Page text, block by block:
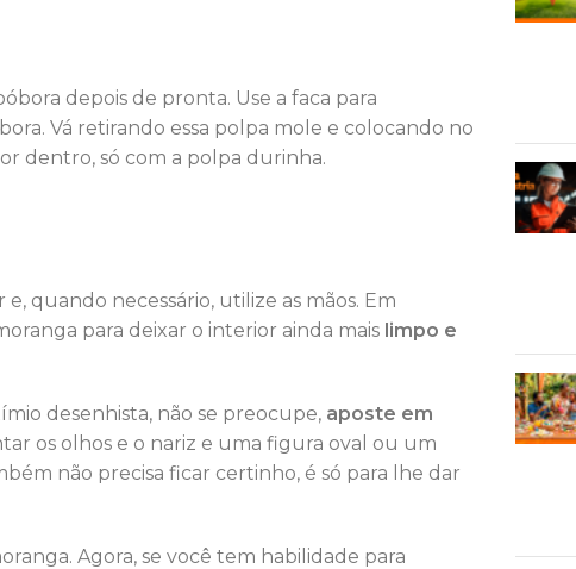
depois de pronta. Use a faca para
Vá retirando essa polpa mole e colocando no
dentro, só com a polpa durinha.
quando necessário, utilize as mãos. Em
para deixar o interior ainda mais limpo e
desenhista, não se preocupe, aposte em
os olhos e o nariz e uma figura oval ou um
não precisa ficar certinho, é só para lhe dar
Agora, se você tem habilidade para